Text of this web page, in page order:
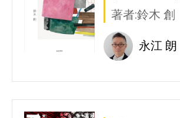
著者:鈴木 創
永江 朗